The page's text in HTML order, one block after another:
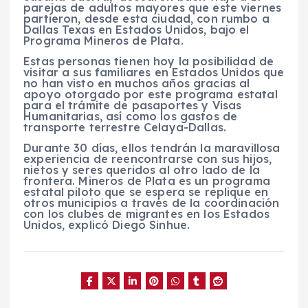
parejas de adultos mayores que este viernes
partieron, desde esta ciudad, con rumbo a
Dallas Texas en Estados Unidos, bajo el
Programa Mineros de Plata.
Estas personas tienen hoy la posibilidad de
visitar a sus familiares en Estados Unidos que
no han visto en muchos años gracias al
apoyo otorgado por este programa estatal
para el trámite de pasaportes y Visas
Humanitarias, así como los gastos de
transporte terrestre Celaya-Dallas.
Durante 30 días, ellos tendrán la maravillosa
experiencia de reencontrarse con sus hijos,
nietos y seres queridos al otro lado de la
frontera. Mineros de Plata es un programa
estatal piloto que se espera se replique en
otros municipios a través de la coordinación
con los clubes de migrantes en los Estados
Unidos, explicó Diego Sinhue.